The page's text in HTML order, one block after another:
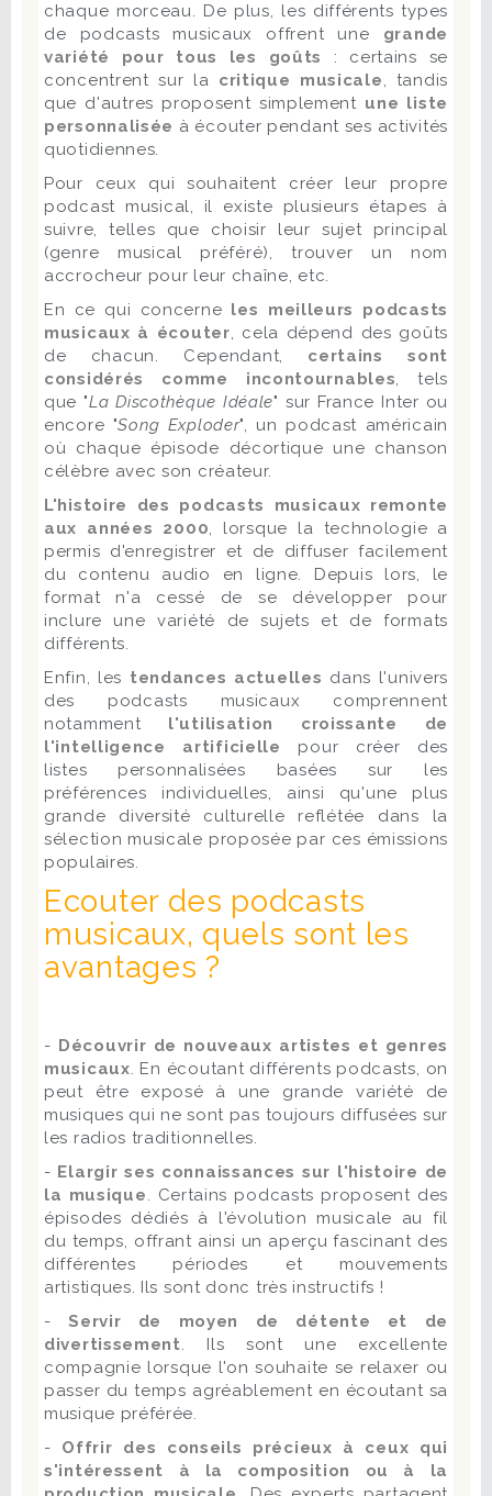
chaque morceau. De plus, les différents types
de podcasts musicaux offrent une grande
variété pour tous les goûts : certains se
concentrent sur la critique musicale, tandis
que d'autres proposent simplement une liste
personnalisée à écouter pendant ses activités
quotidiennes.
Pour ceux qui souhaitent créer leur propre
podcast musical, il existe plusieurs étapes à
suivre, telles que choisir leur sujet principal
(genre musical préféré), trouver un nom
accrocheur pour leur chaîne, etc.
En ce qui concerne les meilleurs podcasts
musicaux à écouter, cela dépend des goûts
de chacun. Cependant, certains sont
considérés comme incontournables, tels
que "La Discothèque Idéale" sur France Inter ou
encore "Song Exploder", un podcast américain
où chaque épisode décortique une chanson
célèbre avec son créateur.
L'histoire des podcasts musicaux remonte
aux années 2000, lorsque la technologie a
permis d'enregistrer et de diffuser facilement
du contenu audio en ligne. Depuis lors, le
format n'a cessé de se développer pour
inclure une variété de sujets et de formats
différents.
Enfin, les tendances actuelles dans l'univers
des podcasts musicaux comprennent
notamment l'utilisation croissante de
l'intelligence artificielle
pour créer des
listes personnalisées basées sur les
préférences individuelles, ainsi qu'une plus
grande diversité culturelle reflétée dans la
sélection musicale proposée par ces émissions
populaires.
Ecouter des podcasts
musicaux, quels sont les
avantages ?
- Découvrir de nouveaux artistes et genres
musicaux. En écoutant différents podcasts, on
peut être exposé à une grande variété de
musiques qui ne sont pas toujours diffusées sur
les radios traditionnelles.
- Elargir ses connaissances sur l'histoire de
la musique. Certains podcasts proposent des
épisodes dédiés à l'évolution musicale au fil
du temps, offrant ainsi un aperçu fascinant des
différentes périodes et mouvements
artistiques. Ils sont donc très instructifs !
-Servir de moyen de détente et de
divertissement. Ils sont une excellente
compagnie lorsque l'on souhaite se relaxer ou
passer du temps agréablement en écoutant sa
musique préférée.
- Offrir des conseils précieux à ceux qui
s'intéressent à la composition ou à la